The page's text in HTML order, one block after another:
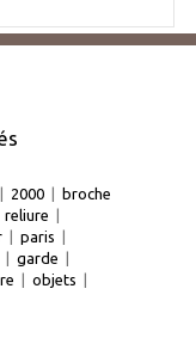
| 2000 | broche
reliure |
| paris |
| garde |
| objets |